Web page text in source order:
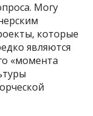
Могу
которые
являются
«момента